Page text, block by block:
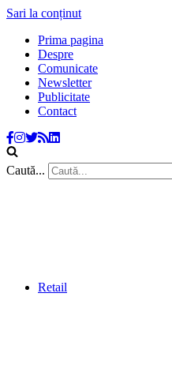
Sari la conținut
Prima pagina
Despre
Comunicate
Newsletter
Publicitate
Contact
Caută...
Retail